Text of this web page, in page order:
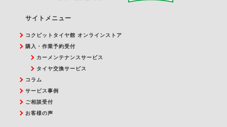
サイトメニュー
コクピットタイヤ館 オンラインストア
購入・作業予約受付
カーメンテナンスサービス
タイヤ交換サービス
コラム
サービス事例
ご相談受付
お客様の声